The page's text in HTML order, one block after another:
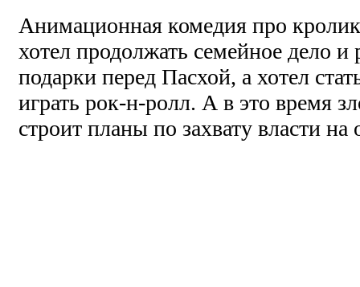
Анимационная комедия про
хотел продолжать семейное дело и
подарки перед Пасхой, а хотел
играть рок-н-ролл. А в это время
строит планы по захвату власти на